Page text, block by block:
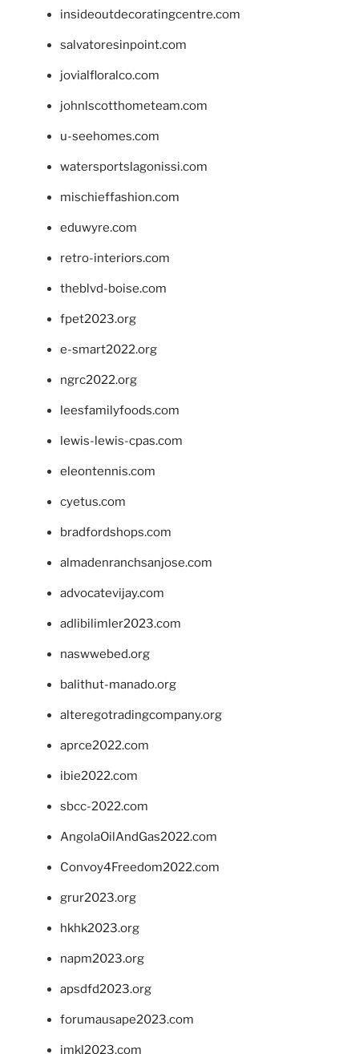
insideoutdecoratingcentre.com
salvatoresinpoint.com
jovialfloralco.com
johnlscotthometeam.com
u-seehomes.com
watersportslagonissi.com
mischieffashion.com
eduwyre.com
retro-interiors.com
theblvd-boise.com
fpet2023.org
e-smart2022.org
ngrc2022.org
leesfamilyfoods.com
lewis-lewis-cpas.com
eleontennis.com
cyetus.com
bradfordshops.com
almadenranchsanjose.com
advocatevijay.com
adlibilimler2023.com
naswwebed.org
balithut-manado.org
alteregotradingcompany.org
aprce2022.com
ibie2022.com
sbcc-2022.com
AngolaOilAndGas2022.com
Convoy4Freedom2022.com
grur2023.org
hkhk2023.org
napm2023.org
apsdfd2023.org
forumausape2023.com
imkl2023.com